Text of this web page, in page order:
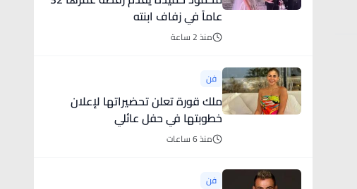
عاماً في زفاف ابنته
منذ 2 ساعة
فن
ملك قورة تعلن تحضيراتها لإعلان
خطوبتها في حفل عائلي
منذ 6 ساعات
فن